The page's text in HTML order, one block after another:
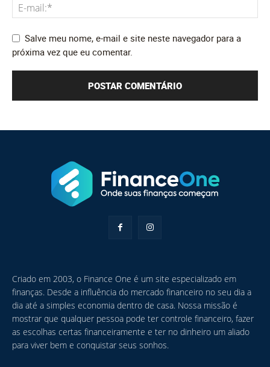
Salve meu nome, e-mail e site neste navegador para a
próxima vez que eu comentar.
Criado em 2003, o Finance One é um site especializado em
finanças. Desde a influência do mercado financeiro no seu dia a
dia até a simples economia dentro de casa. Nossa missão é
mostrar que qualquer pessoa pode ter controle financeiro, fazer
as escolhas certas financeiramente e ter no dinheiro um aliado
para viver bem e conquistar seus sonhos.